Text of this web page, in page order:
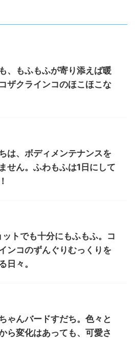
、もふもふが寄り添えば暖
ザクラインコのほこほこな
は、ボディメンテナンスを
せん。ふわもふは1日にして
ットでも十分にもふもふ。コ
ンコのずんぐりむっくりを
日々。
ゃんバードすだち。色々と
ら変化はあっても、可愛さ